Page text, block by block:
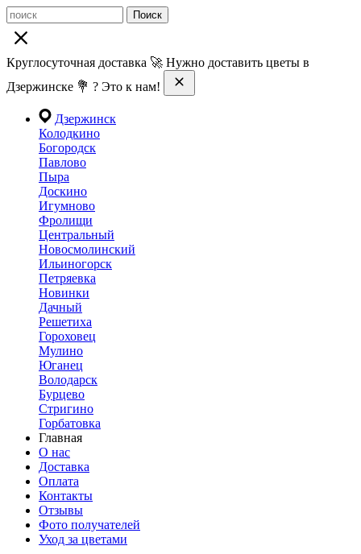
Поиск
Круглосуточная доставка 🚀 Нужно доставить цветы в
Дзержинске 💐 ? Это к нам!
Дзержинск
Колодкино
Богородск
Павлово
Пыра
Доскино
Игумново
Фролищи
Центральный
Новосмолинский
Ильиногорск
Петряевка
Новинки
Дачный
Решетиха
Гороховец
Мулино
Юганец
Володарск
Бурцево
Стригино
Горбатовка
Главная
О нас
Доставка
Оплата
Контакты
Отзывы
Фото получателей
Уход за цветами